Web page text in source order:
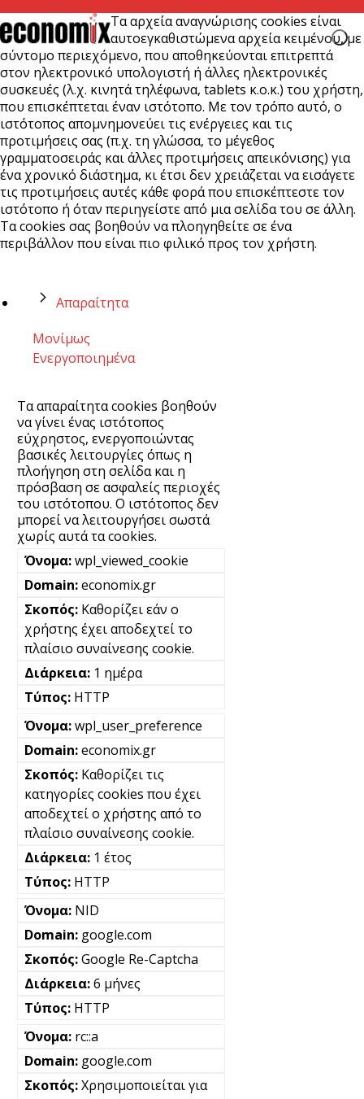
Τα αρχεία αναγνώρισης cookies είναι
αυτοεγκαθιστώμενα αρχεία κειμένου, με
σύντομο περιεχόμενο, που αποθηκεύονται επιτρεπτά
στον ηλεκτρονικό υπολογιστή ή άλλες ηλεκτρονικές
συσκευές (λ.χ. κινητά τηλέφωνα, tablets κ.ο.κ.) του χρήστη,
που επισκέπτεται έναν ιστότοπο. Με τον τρόπο αυτό, ο
ιστότοπος απομνημονεύει τις ενέργειες και τις
προτιμήσεις σας (π.χ. τη γλώσσα, το μέγεθος
γραμματοσειράς και άλλες προτιμήσεις απεικόνισης) για
ένα χρονικό διάστημα, κι έτσι δεν χρειάζεται να εισάγετε
τις προτιμήσεις αυτές κάθε φορά που επισκέπτεστε τον
ιστότοπο ή όταν περιηγείστε από μια σελίδα του σε άλλη.
Τα cookies σας βοηθούν να πλοηγηθείτε σε ένα
περιβάλλον που είναι πιο φιλικό προς τον χρήστη.
Απαραίτητα
Μονίμως
Ενεργοποιημένα
Τα απαραίτητα cookies βοηθούν
να γίνει ένας ιστότοπος
εύχρηστος, ενεργοποιώντας
βασικές λειτουργίες όπως η
πλοήγηση στη σελίδα και η
πρόσβαση σε ασφαλείς περιοχές
του ιστότοπου. Ο ιστότοπος δεν
μπορεί να λειτουργήσει σωστά
χωρίς αυτά τα cookies.
wpl_viewed_cookie
economix.gr
Καθορίζει εάν ο
χρήστης έχει αποδεχτεί το
πλαίσιο συναίνεσης cookie.
1 ημέρα
HTTP
wpl_user_preference
economix.gr
Καθορίζει τις
κατηγορίες cookies που έχει
αποδεχτεί ο χρήστης από το
πλαίσιο συναίνεσης cookie.
1 έτος
HTTP
NID
google.com
Google Re-Captcha
6 μήνες
HTTP
rc::a
google.com
Χρησιμοποιείται για